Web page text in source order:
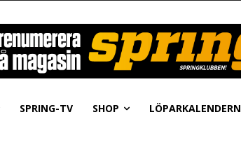
SPRING-TV SHOP LÖPARKALENDERN